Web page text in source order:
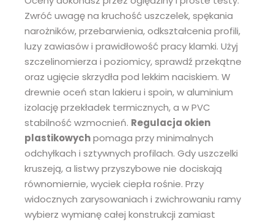
Zwróć uwagę na kruchość uszczelek, spękania
narożników, przebarwienia, odkształcenia profili,
luzy zawiasów i prawidłowość pracy klamki. Użyj
szczelinomierza i poziomicy, sprawdź przekątne
oraz ugięcie skrzydła pod lekkim naciskiem. W
drewnie oceń stan lakieru i spoin, w aluminium
izolację przekładek termicznych, a w PVC
stabilność wzmocnień. Regulacja okien
plastikowychpomaga przy minimalnych
odchyłkach i sztywnych profilach. Gdy uszczelki
kruszeją, a listwy przyszybowe nie dociskają
równomiernie, wyciek ciepła rośnie. Przy
widocznych zarysowaniach i zwichrowaniu ramy
wybierz wymianę całej konstrukcji zamiast